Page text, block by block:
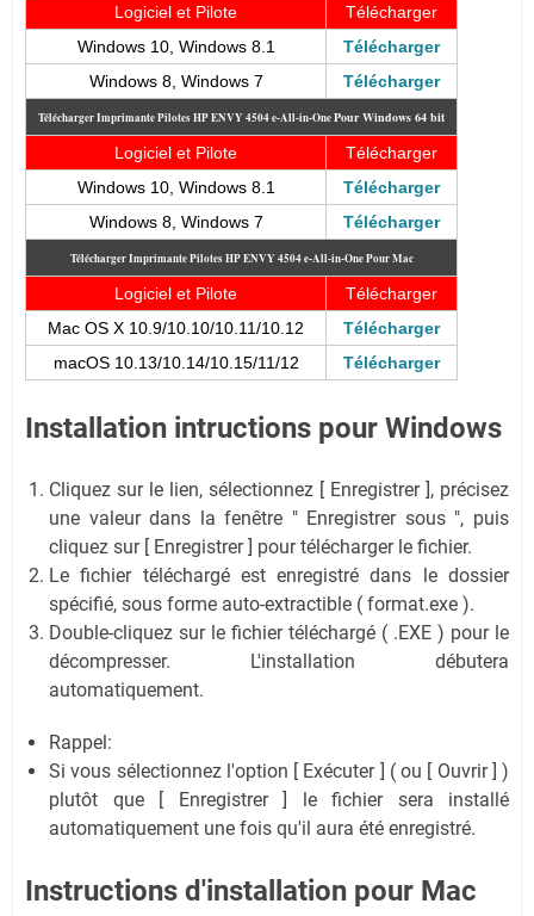
Logiciel et Pilote
Télécharger
Windows 10, Windows 8.1
Télécharger
Windows 8, Windows 7
Télécharger
Télécharger Imprimante Pilotes HP ENVY 4504 e-All-in-OnePourWindows 64 bit
Logiciel et Pilote
Télécharger
Windows 10, Windows 8.1
Télécharger
Windows 8, Windows 7
Télécharger
Télécharger Imprimante Pilotes HP ENVY 4504 e-All-in-OnePour Mac
Logiciel et Pilote
Télécharger
Mac OS X 10.9/10.10/10.11/10.12
Télécharger
macOS 10.13/10.14/10.15/11/12
Télécharger
Installation intructions pour Windows
Cliquez sur le lien, sélectionnez [ Enregistrer ], précisez
une valeur dans la fenêtre " Enregistrer sous ", puis
cliquez sur [ Enregistrer ] pour télécharger le fichier.
Le fichier téléchargé est enregistré dans le dossier
spécifié, sous forme auto-extractible ( format.exe ).
Double-cliquez sur le fichier téléchargé ( .EXE ) pour le
décompresser. L'installation débutera
automatiquement.
Rappel:
Si vous sélectionnez l'option [ Exécuter ] ( ou [ Ouvrir ] )
plutôt que [ Enregistrer ] le fichier sera installé
automatiquement une fois qu'il aura été enregistré.
Instructions d'installation pour Mac